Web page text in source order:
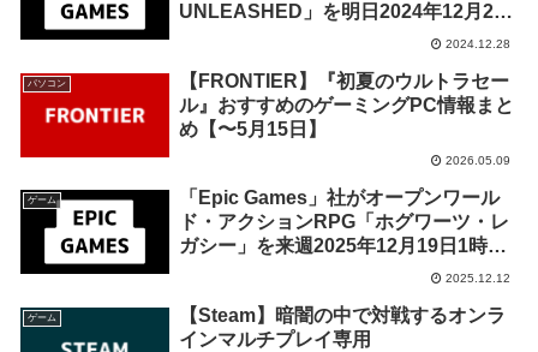
UNLEASHED」を明日2024年12月29
日午前1時までの期間限定で無料配布を
2024.12.28
パソコン
【FRONTIER】『初夏のウルトラセー
ル』おすすめのゲーミングPC情報まと
め【〜5月15日】
2026.05.09
ゲーム
「Epic Games」社がオープンワール
ド・アクションRPG「ホグワーツ・レ
ガシー」を来週2025年12月19日1時ま
での期間限定で無料配布を開始！2025.12.12
ゲーム
【Steam】暗闇の中で対戦するオンラ
インマルチプレイ専用